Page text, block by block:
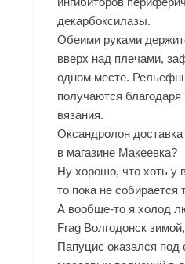
декарбоксилазы.
Обеими руками
вверх над плечами,
одном месте.
получаются
вязания.
Оксандролон
в магазине Макеевка?
Ну хорошо, что хоть у
то пока не
А вообще-то я холод
Frag Волгодонск
Папуцис оказался под